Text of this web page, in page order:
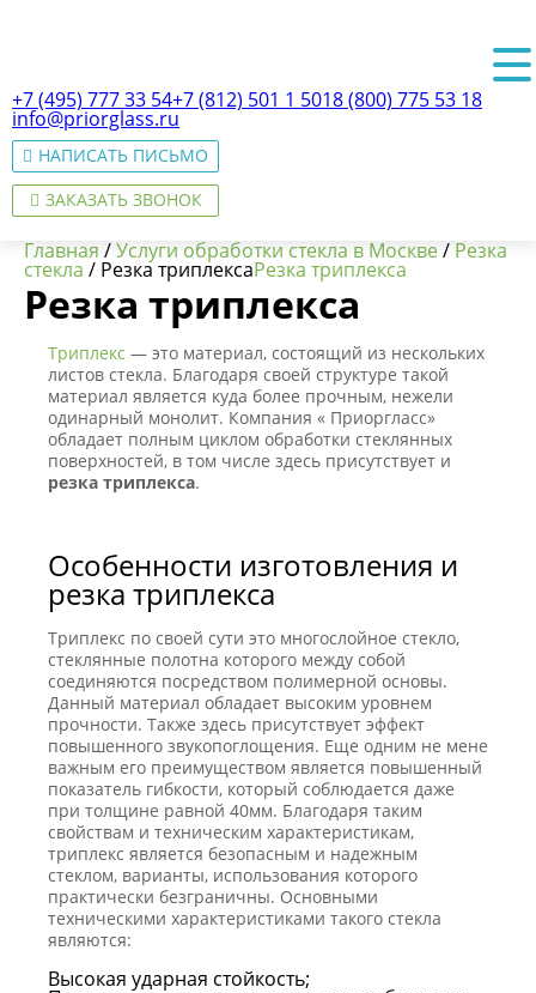
+7 (495) 777 33 54+7 (812) 501 1 5018 (800) 775 53 18
info@priorglass.ru
НАПИСАТЬ ПИСЬМО
ЗАКАЗАТЬ ЗВОНОК
О нас
Главная /Услуги обработки стекла в Москве/ Резка
стекла / Резка триплексаРезка триплекса
Резка триплекса
Триплекс — это материал, состоящий из нескольких
листов стекла. Благодаря своей структуре такой
материал является куда более прочным, нежели
одинарный монолит. Компания « Приоргласс»
обладает полным циклом обработки стеклянных
поверхностей, в том числе здесь присутствует и
резка триплекса.
Особенности изготовления и
резка триплекса
Триплекс по своей сути это многослойное стекло,
стеклянные полотна которого между собой
соединяются посредством полимерной основы.
Данный материал обладает высоким уровнем
прочности. Также здесь присутствует эффект
повышенного звукопоглощения. Еще одним не мене
важным его преимуществом является повышенный
показатель гибкости, который соблюдается даже
при толщине равной 40мм. Благодаря таким
свойствам и техническим характеристикам,
триплекс является безопасным и надежным
стеклом, варианты, использования которого
практически безграничны. Основными
техническими характеристиками такого стекла
являются:
Высокая ударная стойкость;